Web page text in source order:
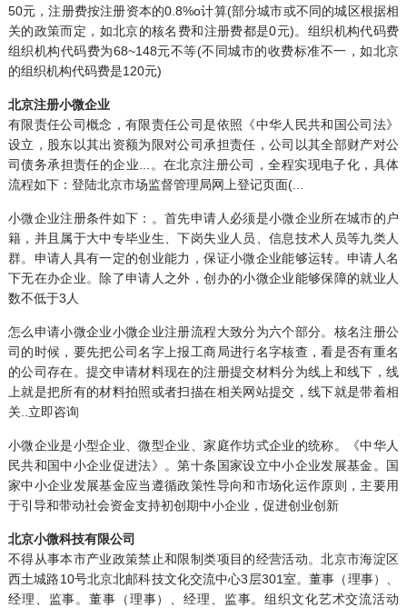
50元，注册费按注册资本的0.8%o计算(部分城市或不同的城区根据相
关的政策而定，如北京的核名费和注册费都是0元)。组织机构代码费
组织机构代码费为68~148元不等(不同城市的收费标准不一，如北京
的组织机构代码费是120元)
北京注册小微企业
有限责任公司概念，有限责任公司是依照《中华人民共和国公司法》
设立，股东以其出资额为限对公司承担责任，公司以其全部财产对公
司债务承担责任的企业...。在北京注册公司，全程实现电子化，具体
流程如下：登陆北京市场监督管理局网上登记页面(...
小微企业注册条件如下：。首先申请人必须是小微企业所在城市的户
籍，并且属于大中专毕业生、下岗失业人员、信息技术人员等九类人
群。申请人具有一定的创业能力，保证小微企业能够运转。申请人名
下无在办企业。除了申请人之外，创办的小微企业能够保障的就业人
数不低于3人
怎么申请小微企业小微企业注册流程大致分为六个部分。核名注册公
司的时候，要先把公司名字上报工商局进行名字核查，看是否有重名
的公司存在。提交申请材料现在的注册提交材料分为线上和线下，线
上就是把所有的材料拍照或者扫描在相关网站提交，线下就是带着相
关..立即咨询
小微企业是小型企业、微型企业、家庭作坊式企业的统称。《中华人
民共和国中小企业促进法》。第十条国家设立中小企业发展基金。国
家中小企业发展基金应当遵循政策性导向和市场化运作原则，主要用
于引导和带动社会资金支持初创期中小企业，促进创业创新
北京小微科技有限公司
不得从事本市产业政策禁止和限制类项目的经营活动。北京市海淀区
西土城路10号北京北邮科技文化交流中心3层301室。董事（理事）、
经理、监事。董事（理事）、经理、监事。组织文化艺术交流活动